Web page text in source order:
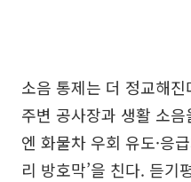
소음 통제는 더 정교해
주변 공사장과 생활 소
엔 화물차 우회 유도·응
리 방호막’을 친다. 듣기